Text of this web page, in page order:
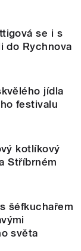
se i s
do Rychnova
jídla
festivalu
kotlíkový
Stříbrném
šéfkuchařem
světa